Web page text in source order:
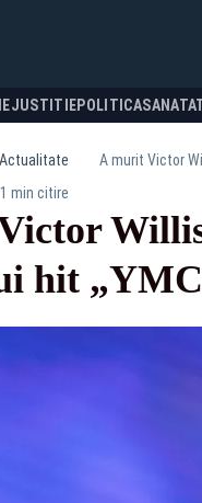
JUSTITIEPOLITICA
Actualitate A murit Victor
1 min citire
hit